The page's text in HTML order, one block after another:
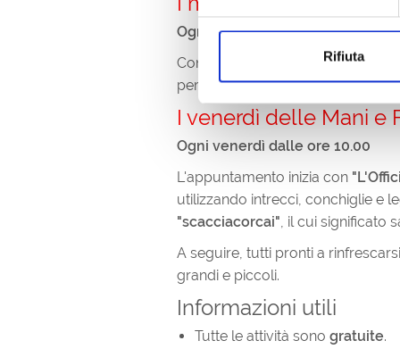
Rifiuta
Ogni mercoledì dalle ore 10.00
Con
, bambini e
per realizzare opere originali e
I venerdì delle Mani e
Ogni venerdì dalle ore 10.00
L'appuntamento inizia con
utilizzando intrecci, conchiglie e
"scacciacorcai", il cui significato
A seguire, tutti pronti a
grandi e piccoli.
Informazioni utili
Tutte le attività sonogratuite.